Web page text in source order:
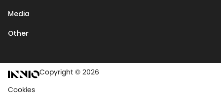
Media
Other
Copyright © 2026
Cookies